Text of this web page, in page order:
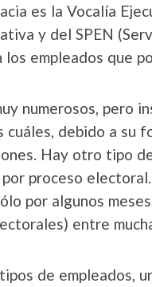
es la Vocalía
y del SPEN
empleados que
numerosos, pero
cuáles, debido a su
Hay otro tipo
proceso
por algunos
entre
de empleados,